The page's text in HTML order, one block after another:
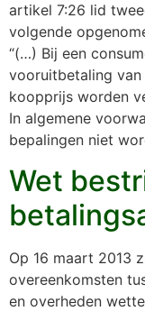
artikel 7:26 lid
volgende
“(…) Bij een
vooruitbetaling
koopprijs worden
In algemene
bepalingen niet
Wet
Op 16 maart 2013
overeenkomsten
en overheden